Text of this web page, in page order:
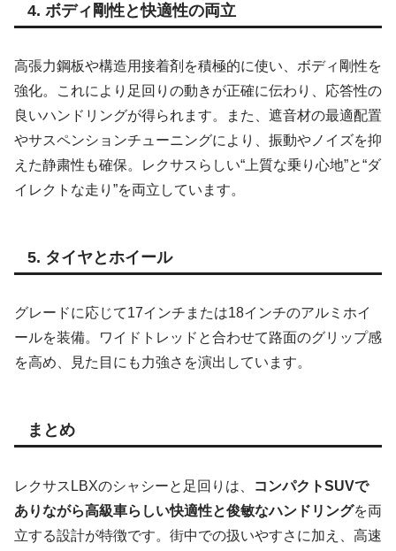
4. ボディ剛性と快適性の両立
高張力鋼板や構造用接着剤を積極的に使い、ボディ剛性を
強化。これにより足回りの動きが正確に伝わり、応答性の
良いハンドリングが得られます。また、遮音材の最適配置
やサスペンションチューニングにより、振動やノイズを抑
えた静粛性も確保。レクサスらしい“上質な乗り心地”と“ダ
イレクトな走り”を両立しています。
5. タイヤとホイール
グレードに応じて17インチまたは18インチのアルミホイ
ールを装備。ワイドトレッドと合わせて路面のグリップ感
を高め、見た目にも力強さを演出しています。
まとめ
レクサスLBXのシャシーと足回りは、
コンパクトSUVで
ありながら高級車らしい快適性と俊敏なハンドリングを両
立する設計が特徴です。街中での扱いやすさに加え、高速